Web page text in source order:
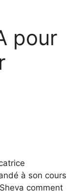
pour
à son cours
comment